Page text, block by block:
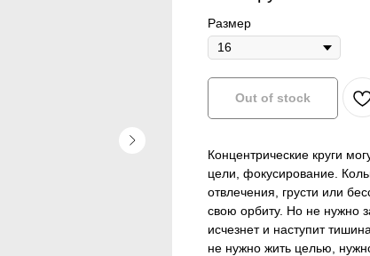
Размер
Out of stock
Концентрические круги
цели, фокусирование.
отвлечения, грусти или
свою орбиту. Но не нужно
исчезнет и наступит
не нужно жить целью,